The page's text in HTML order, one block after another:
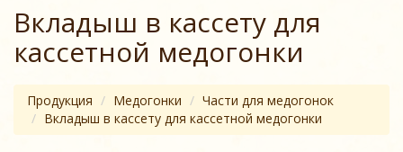
Вкладыш в кассету для
кассетной медогонки
Продукция Медогонки
Части для медогонок
Вкладыш в кассету для кассетной медогонки